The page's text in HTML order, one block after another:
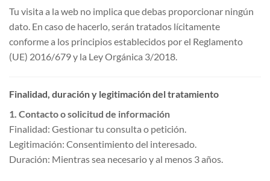
Tu visita a la web no implica que debas proporcionar ningún
dato. En caso de hacerlo, serán tratados lícitamente
conforme a los principios establecidos por el Reglamento
(UE) 2016/679 y la Ley Orgánica 3/2018.
Finalidad, duración y legitimación del tratamiento
1. Contacto o solicitud de información
Finalidad: Gestionar tu consulta o petición.
Legitimación: Consentimiento del interesado.
Duración: Mientras sea necesario y al menos 3 años.